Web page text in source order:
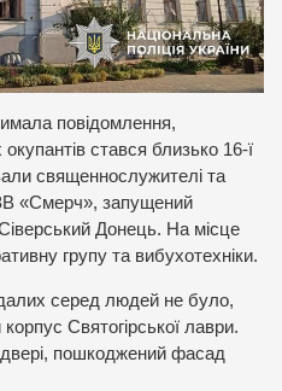
повідомлення,
стався близько 16-ї
священнослужителі та
«Смерч», запущений
Донець. На місце
групу та вибухотехніки.
серед людей не було,
Святогірської лаври.
двері, пошкоджений фасад